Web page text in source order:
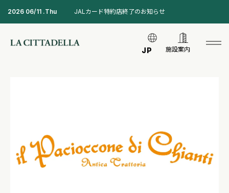
2026 06/11 .Thu JALカード特約店終了のお知らせ
JP 施設案内